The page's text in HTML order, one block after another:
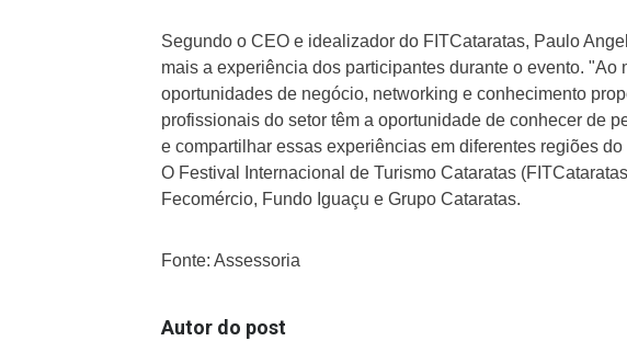
Segundo o CEO e idealizador do FITCataratas, Paulo
mais a experiência dos participantes durante o evento. "Ao
oportunidades de negócio, networking e conhecimento
profissionais do setor têm a oportunidade de conhecer de
e compartilhar essas experiências em diferentes regiões
O Festival Internacional de Turismo Cataratas
Fecomércio, Fundo Iguaçu e Grupo Cataratas.
Fonte: Assessoria
Autor do post